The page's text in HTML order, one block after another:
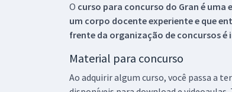
O curso para concurso do Gran é
um corpo docente experiente e que
frente da organização de concursos
Material para concurso
Ao adquirir algum curso, você passa a